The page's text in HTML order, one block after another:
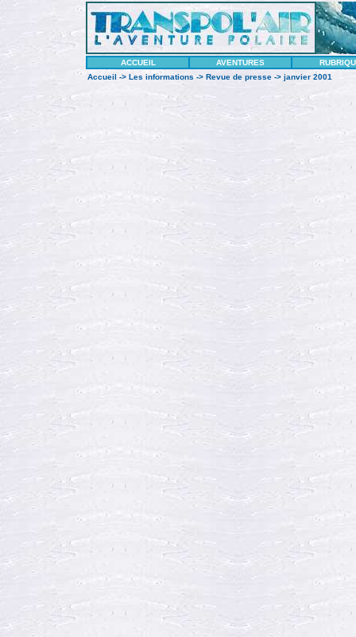
ACCUEIL AVENTURES
Accueil -> Les informations -> Revue de presse -> janvier 2001